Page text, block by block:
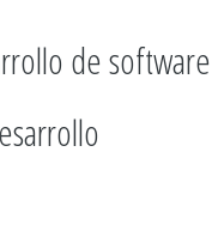
de software